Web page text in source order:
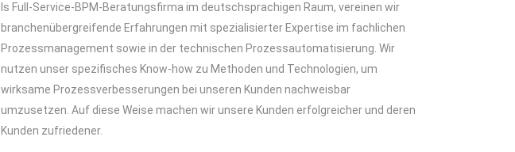
ls Full-Service-BPM-Beratungsfirma im deutschsprachigen Raum, vereinen wir
branchenübergreifende Erfahrungen mit spezialisierter Expertise im fachlichen
Prozessmanagement sowie in der technischen Prozessautomatisierung. Wir
nutzen unser spezifisches Know-how zu Methoden und Technologien, um
wirksame Prozessverbesserungen bei unseren Kunden nachweisbar
umzusetzen. Auf diese Weise machen wir unsere Kunden erfolgreicher und deren
Kunden zufriedener.